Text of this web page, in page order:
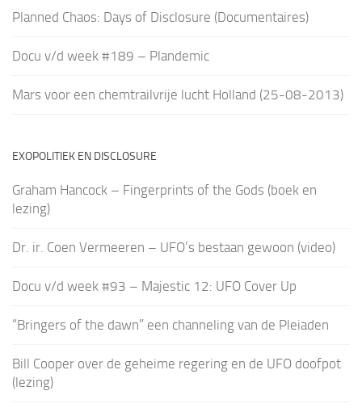
Planned Chaos: Days of Disclosure (Documentaires)
Docu v/d week #189 – Plandemic
Mars voor een chemtrailvrije lucht Holland (25-08-2013)
EXOPOLITIEK EN DISCLOSURE
Graham Hancock – Fingerprints of the Gods (boek en
lezing)
Dr. ir. Coen Vermeeren – UFO’s bestaan gewoon (video)
Docu v/d week #93 – Majestic 12: UFO Cover Up
“Bringers of the dawn” een channeling van de Pleiaden
Bill Cooper over de geheime regering en de UFO doofpot
(lezing)